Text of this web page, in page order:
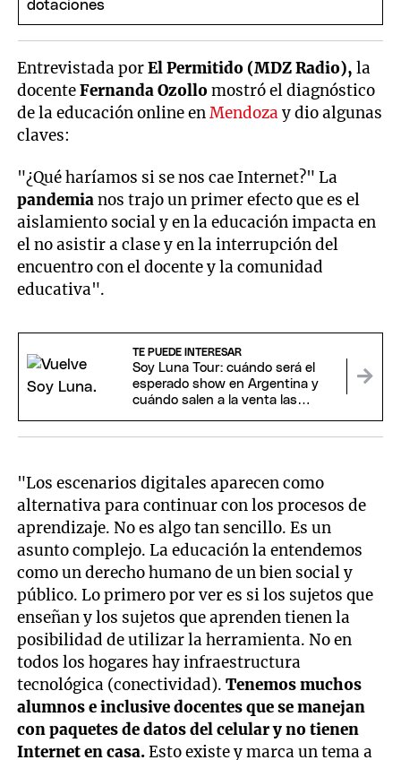
Entrevistada porEl Permitido (MDZ Radio), la
docenteFernanda Ozollomostró el diagnóstico
de la educación online enMendozay dio algunas
claves:
"¿Qué haríamos si se nos cae Internet?" La
pandemianos trajo un primer efecto que es el
aislamiento social y en la educación impacta en
el no asistir a clase y en la interrupción del
encuentro con el docente y la comunidad
educativa".
TE PUEDE INTERESAR
Soy Luna Tour: cuándo será el
esperado show en Argentina y
cuándo salen a la venta las
"Los escenarios digitales aparecen como
alternativa para continuar con los procesos de
aprendizaje. No es algo tan sencillo. Es un
asunto complejo. La educación la entendemos
como un derecho humano de un bien social y
público. Lo primero por ver es si los sujetos que
enseñan y los sujetos que aprenden tienen la
posibilidad de utilizar la herramienta. No en
todos los hogares hay infraestructura
tecnológica (conectividad).Tenemos muchos
alumnos e inclusive docentes que se manejan
con paquetes de datos del celular y no tienen
Internet en casa.Esto existe y marca un tema a